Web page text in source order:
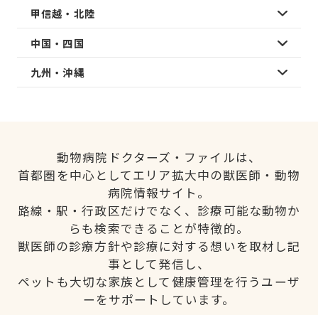
甲信越・北陸
中国・四国
九州・沖縄
動物病院ドクターズ・ファイルは、
首都圏を中心としてエリア拡大中の獣医師・動物
病院情報サイト。
路線・駅・行政区だけでなく、診療可能な動物か
らも検索できることが特徴的。
獣医師の診療方針や診療に対する想いを取材し記
事として発信し、
ペットも大切な家族として健康管理を行うユーザ
ーをサポートしています。